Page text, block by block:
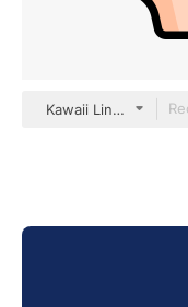
Kawaii Lineal color